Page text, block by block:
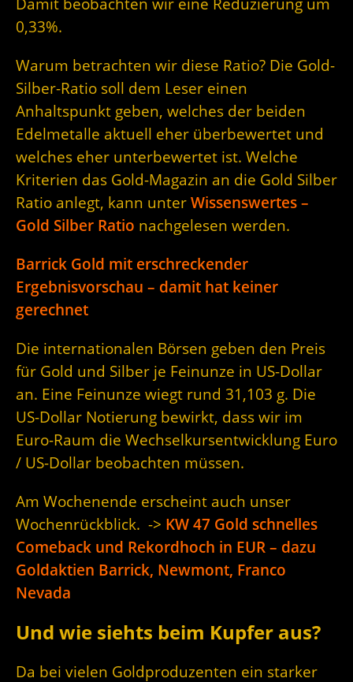
0,33%.
Warum betrachten wir diese Ratio? Die Gold-
Silber-Ratio soll dem Leser einen
Anhaltspunkt geben, welches der beiden
Edelmetalle aktuell eher überbewertet und
welches eher unterbewertet ist. Welche
Kriterien das Gold-Magazin an die Gold Silber
Ratio anlegt, kann unter Wissenswertes –
Gold Silber Ratio nachgelesen werden.
Barrick Gold mit erschreckender
Ergebnisvorschau – damit hat keiner
gerechnet
Die internationalen Börsen geben den Preis
für Gold und Silber je Feinunze in US-Dollar
an. Eine Feinunze wiegt rund 31,103 g. Die
US-Dollar Notierung bewirkt, dass wir im
Euro-Raum die Wechselkursentwicklung Euro
/ US-Dollar beobachten müssen.
Am Wochenende erscheint auch unser
Wochenrückblick. -> KW 47 Gold schnelles
Comeback und Rekordhoch in EUR – dazu
Goldaktien Barrick, Newmont, Franco
Nevada
Und wie siehts beim Kupfer aus?
Da bei vielen Goldproduzenten ein starker